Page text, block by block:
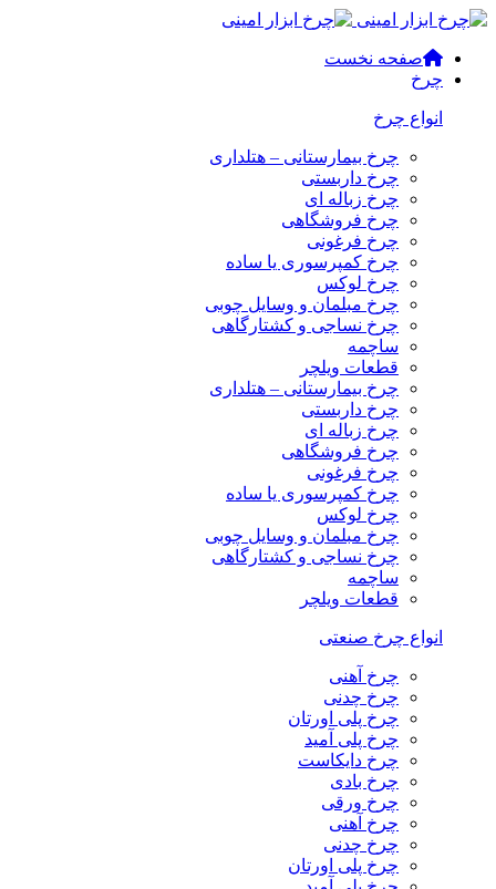
صفحه نخست
چرخ
انواع چرخ
چرخ بیمارستانی – هتلداری
چرخ داربستی
چرخ زباله ای
چرخ فروشگاهی
چرخ فرغونی
چرخ کمپرسوری یا ساده
چرخ لوکس
چرخ مبلمان و وسایل چوبی
چرخ نساجی و کشتارگاهی
ساچمه
قطعات ویلچر
چرخ بیمارستانی – هتلداری
چرخ داربستی
چرخ زباله ای
چرخ فروشگاهی
چرخ فرغونی
چرخ کمپرسوری یا ساده
چرخ لوکس
چرخ مبلمان و وسایل چوبی
چرخ نساجی و کشتارگاهی
ساچمه
قطعات ویلچر
انواع چرخ صنعتی
چرخ آهنی
چرخ چدنی
چرخ پلی اورتان
چرخ پلی آمید
چرخ دایکاست
چرخ بادی
چرخ ورقی
چرخ آهنی
چرخ چدنی
چرخ پلی اورتان